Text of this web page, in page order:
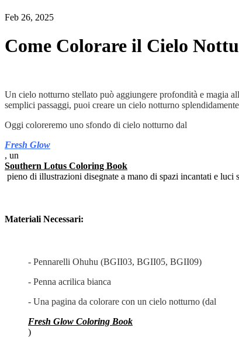
Feb 26, 2025
Come Colorare il Cielo
Un cielo notturno stellato può aggiungere profondità e magia
semplici passaggi, puoi creare un cielo notturno
Oggi coloreremo uno sfondo di cielo notturno dal
Fresh Glow
, un
Southern Lotus Coloring Book
pieno di illustrazioni disegnate a mano di spazi incantati e
Materiali Necessari:
- Pennarelli Ohuhu (BGII03, BGII05, BGII09)
- Penna acrilica bianca
- Una pagina da colorare con un cielo notturno (dal
Fresh Glow Coloring Book
)